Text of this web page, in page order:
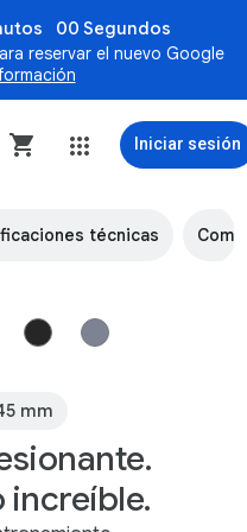
00 Segundos
reservar el nuevo Google
Iniciar sesión
técnicas
increíble.
mm